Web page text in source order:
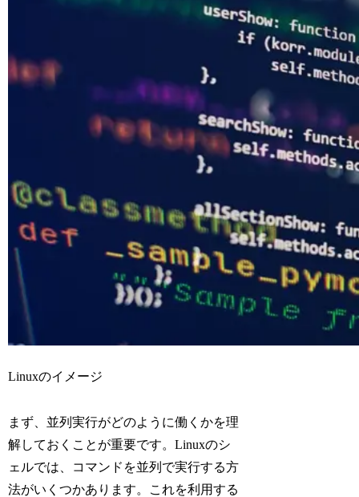
Linuxのイメージ
まず、並列実行がどのように働くかを理
解しておくことが重要です。Linuxのシ
ェルでは、コマンドを並列で実行する方
法がいくつかあります。これを利用する